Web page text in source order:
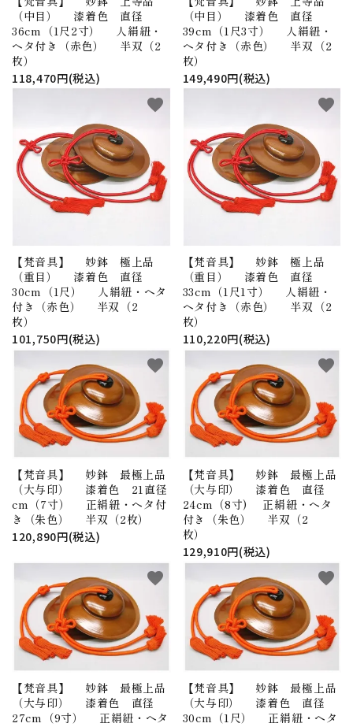
（中目） 漆着色 直径
36cm（1尺2寸） 人絹紐・
ヘタ付き（赤色） 半双（2
枚）
118,470円(税込)
（中目） 漆着色 直径
39cm（1尺3寸） 人絹紐・
ヘタ付き（赤色） 半双（2
枚）
149,490円(税込)
【梵音具】 妙鉢 極上品
（重目） 漆着色 直径
30cm（1尺） 人絹紐・ヘタ
付き（赤色） 半双（2
枚）
101,750円(税込)
favorite
【梵音具】 妙鉢 極上品
（重目） 漆着色 直径
33cm（1尺1寸） 人絹紐・
ヘタ付き（赤色） 半双（2
枚）
110,220円(税込)
favorite
【梵音具】 妙鉢 最極上品
（大与印） 漆着色 21直径
cm（7寸） 正絹紐・ヘタ付
き（朱色） 半双（2枚）
120,890円(税込)
favorite
【梵音具】 妙鉢 最極上品
（大与印） 漆着色 直径
24cm（8寸) 正絹紐・ヘタ
付き（朱色） 半双（2
枚）
129,910円(税込)
favorite
【梵音具】 妙鉢 最極上品
（大与印） 漆着色 直径
27cm（9寸） 正絹紐・ヘタ
favorite
【梵音具】 妙鉢 最極上品
（大与印） 漆着色 直径
30cm（1尺） 正絹紐・ヘタ
favorite